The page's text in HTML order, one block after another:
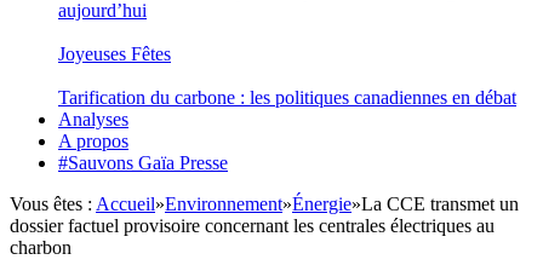
aujourd’hui
Joyeuses Fêtes
Tarification du carbone : les politiques canadiennes en débat
Analyses
A propos
#Sauvons Gaïa Presse
Vous êtes : Accueil»Environnement»Énergie»La CCE transmet un
dossier factuel provisoire concernant les centrales électriques au
charbon